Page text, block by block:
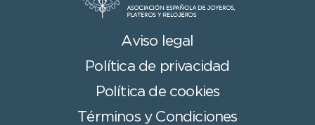
Aviso legal
Política de privacidad
Política de cookies
Términos y Condiciones